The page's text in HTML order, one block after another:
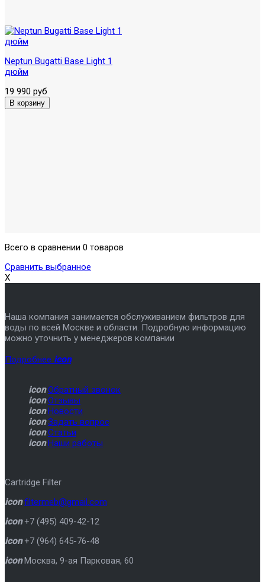
Neptun Bugatti Base Light 1
дюйм
19 990 руб
Всего в сравнении 0 товаров
Сравнить выбранное
X
Наша компания занимается обслуживанием фильтров для
воды по всей Москве и области. Подробную информацию
можно уточнить у менеджеров компании
Подробнее icon
icon Обратный звонок
icon Отзывы
icon Новости
icon Задать вопрос
icon Статьи
icon Наши работы
Cartridge Filter
icon filtermeb@gmail.com
icon +7 (495) 409-42-12
icon +7 (964) 645-76-48
icon Москва, 9-ая Парковая, 60